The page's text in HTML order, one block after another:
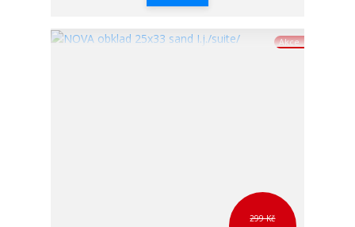
Akce
299 Kč